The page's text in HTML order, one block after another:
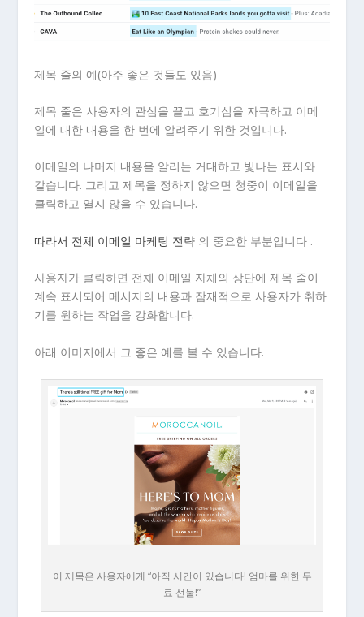
제목 줄의 예(아주 좋은 것들도 있음)
제목 줄은 사용자의 관심을 끌고 호기심을 자극하고 이메
일에 대한 내용을 한 번에 알려주기 위한 것입니다.
이메일의 나머지 내용을 알리는 거대하고 빛나는 표시와
같습니다. 그리고 제목을 정하지 않으면 청중이 이메일을
클릭하고 열지 않을 수 있습니다.
따라서 전체 이메일 마케팅 전략 의 중요한 부분입니다 .
사용자가 클릭하면 전체 이메일 자체의 상단에 제목 줄이
계속 표시되어 메시지의 내용과 잠재적으로 사용자가 취하
기를 원하는 작업을 강화합니다.
아래 이미지에서 그 좋은 예를 볼 수 있습니다.
이 제목은 사용자에게 “아직 시간이 있습니다! 엄마를 위한 무
료 선물!”